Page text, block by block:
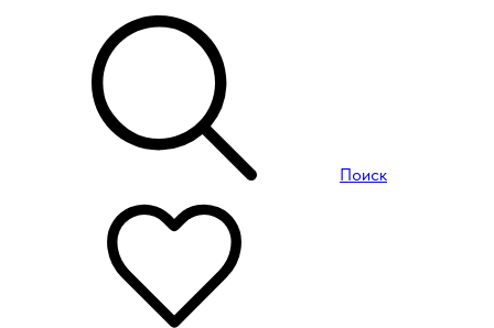
Поиск